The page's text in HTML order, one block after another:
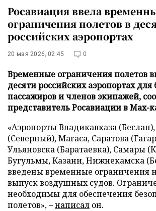
Росавиация ввела
ограничения полетов в
российских аэропортах
20 мая 2026, 02:45 0
Временные ограничения полетов
десяти российских аэропортах для
пассажиров и членов экипажей,
представитель Росавиации в Max-
«Аэропорты Владикавказа
(Северный), Магаса, Саратова
Ульяновска (Баратаевка), Самары
Бугульмы, Казани, Нижнекамска
введены временные ограничения
выпуск воздушных судов.
необходимы для обеспечения
полетов», –написал он.